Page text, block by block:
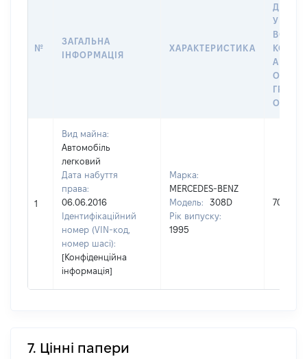
№
ЗАГАЛЬНА
ІНФОРМАЦІЯ
ХАРАКТЕРИСТИКА
ДАТУ
У
АБО
1
Вид майна:
Автомобіль
легковий
Дата набуття
права:
06.06.2016
Ідентифікаційний
номер (VIN-код,
номер шасі):
[Конфіденційна
інформація]
Марка:
MERCEDES-BENZ
Модель:
308D
Рік випуску:
1995
70000
7. Цінні папери